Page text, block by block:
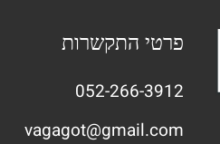
פרטי התקשרות
052-266-3912
vagagot@gmail.com